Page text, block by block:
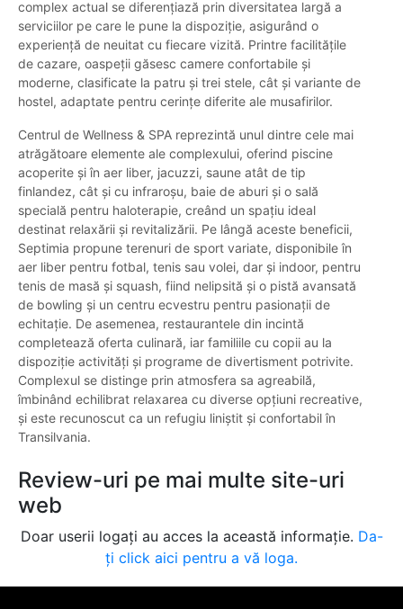
complex actual se diferențiază prin diversitatea largă a
serviciilor pe care le pune la dispoziție, asigurând o
experiență de neuitat cu fiecare vizită. Printre facilitățile
de cazare, oaspeții găsesc camere confortabile și
moderne, clasificate la patru și trei stele, cât și variante de
hostel, adaptate pentru cerințe diferite ale musafirilor.
Centrul de Wellness & SPA reprezintă unul dintre cele mai
atrăgătoare elemente ale complexului, oferind piscine
acoperite și în aer liber, jacuzzi, saune atât de tip
finlandez, cât și cu infraroșu, baie de aburi și o sală
specială pentru haloterapie, creând un spațiu ideal
destinat relaxării și revitalizării. Pe lângă aceste beneficii,
Septimia propune terenuri de sport variate, disponibile în
aer liber pentru fotbal, tenis sau volei, dar și indoor, pentru
tenis de masă și squash, fiind nelipsită și o pistă avansată
de bowling și un centru ecvestru pentru pasionații de
echitație. De asemenea, restaurantele din incintă
completează oferta culinară, iar familiile cu copii au la
dispoziție activități și programe de divertisment potrivite.
Complexul se distinge prin atmosfera sa agreabilă,
îmbinând echilibrat relaxarea cu diverse opțiuni recreative,
și este recunoscut ca un refugiu liniștit și confortabil în
Transilvania.
Review-uri pe mai multe site-uri
web
Doar userii logați au acces la această informație. Da-
ți click aici pentru a vă loga.